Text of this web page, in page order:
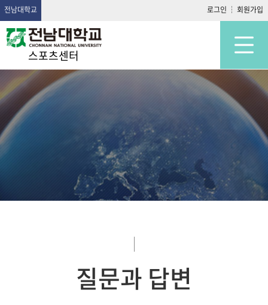
전남대학교 로그인 회원가입
스포츠센터
질문과 답변